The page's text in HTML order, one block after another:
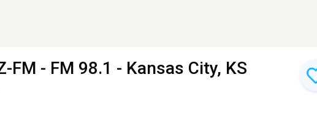
FM - FM 98.1 - Kansas City, KS